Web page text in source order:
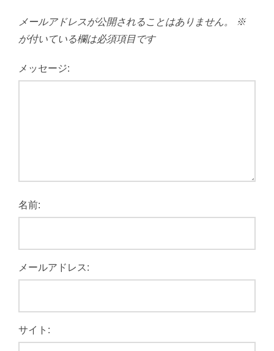
メールアドレスが公開されることはありません。
※
が付いている欄は必須項目です
メッセージ:
名前:
メールアドレス:
サイト: